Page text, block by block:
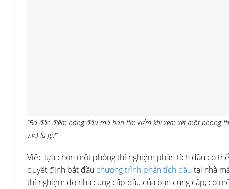
“Ba đặc điểm hàng đầu mà bạn tìm kiếm khi xem xét một
v.v.) là gì?”
Việc lựa chọn một phòng thí nghiệm phân tích dầu có
quyết định bắt đầu chương trình phân tích dầu tại nhà
thí nghiệm do nhà cung cấp dầu của bạn cung cấp, có